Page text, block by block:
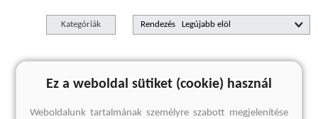
Kategóriák Rendezés
A keresett kifejezésre nincs találat
Ez a weboldal sütiket (cookie) használ
Weboldalunk tartalmának személyre szabott megjelenítése